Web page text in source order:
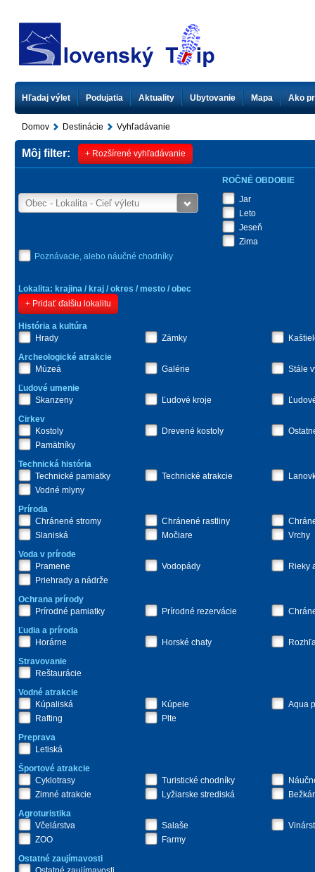
Hľadaj výlet Podujatia Aktuality Ubytovanie Mapa Ako
Domov Destinácie Vyhľadávanie
Môj filter:
Poznávacie, alebo náučné chodníky
ROČNÉ OBDOBIE
Jar
Leto
Jeseň
Zima
Lokalita: krajina / kraj / okres / mesto / obec
+ Pridať ďalšiu lokalitu
História a kultúra
Hrady
Zámky
Archeologické atrakcie
Múzeá
Galérie
Stále
Ľudové umenie
Skanzeny
Ľudové kroje
Cirkev
Kostoly
Drevené kostoly
Pamätníky
Technická história
Technické pamiatky
Technické atrakcie
Vodné mlyny
Príroda
Chránené stromy
Chránené rastliny
Slaniská
Močiare
Vrchy
Voda v prírode
Pramene
Vodopády
Rieky
Priehrady a nádrže
Ochrana prírody
Prírodné pamiatky
Prírodné rezervácie
Ľudia a príroda
Horárne
Horské chaty
Stravovanie
Reštaurácie
Vodné atrakcie
Kúpaliská
Kúpele
Aqua
Rafting
Plte
Preprava
Letiská
Športové atrakcie
Cyklotrasy
Turistické chodníky
Zimné atrakcie
Lyžiarske strediská
Agroturistika
Včelárstva
Salaše
ZOO
Farmy
Ostatné zaujímavosti
+ Rozšírené vyhľadávanie